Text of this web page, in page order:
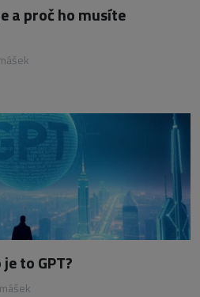
a proč ho musíte
to GPT?